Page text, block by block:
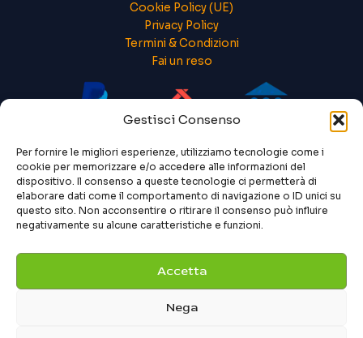
Gestisci Consenso
Per fornire le migliori esperienze, utilizziamo tecnologie come i
cookie per memorizzare e/o accedere alle informazioni del
dispositivo. Il consenso a queste tecnologie ci permetterà di
elaborare dati come il comportamento di navigazione o ID unici su
questo sito. Non acconsentire o ritirare il consenso può influire
negativamente su alcune caratteristiche e funzioni.
Accetta
Nega
Cookie Policy (UE)
Privacy Policy
Termini & Condizioni
Fai un reso